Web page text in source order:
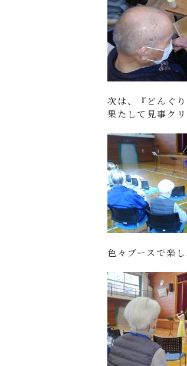
次は、『どんぐ
果たして見事ク
色々ブースで楽